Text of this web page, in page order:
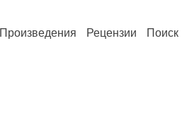
Произведения Рецензии Поиск